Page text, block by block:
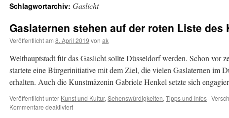
Schlagwortarchiv: Gaslicht
Gaslaternen stehen auf der roten Liste des
Veröffentlicht am 8. April 2019 von ak
Welthauptstadt für das Gaslicht sollte Düsseldorf werden. Schon vor
startete eine Bürgerinitiative mit dem Ziel, die vielen Gaslaternen im
erhalten. Auch die Kunstmäzenin Gabriele Henkel setzte sich
Veröffentlicht unter Kunst und Kultur, Sehenswürdigkeiten, Tipps und Infos |
Kommentare deaktiviertfür